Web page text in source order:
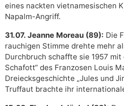
eines nackten vietnamesischen
Napalm-Angriff.
31.07. Jeanne Moreau (89): Die
rauchigen Stimme drehte mehr
Durchbruch schaffte sie 1957 mit
Schafott“ des Franzosen Louis
Dreiecksgeschichte „Jules und
Truffaut brachte ihr